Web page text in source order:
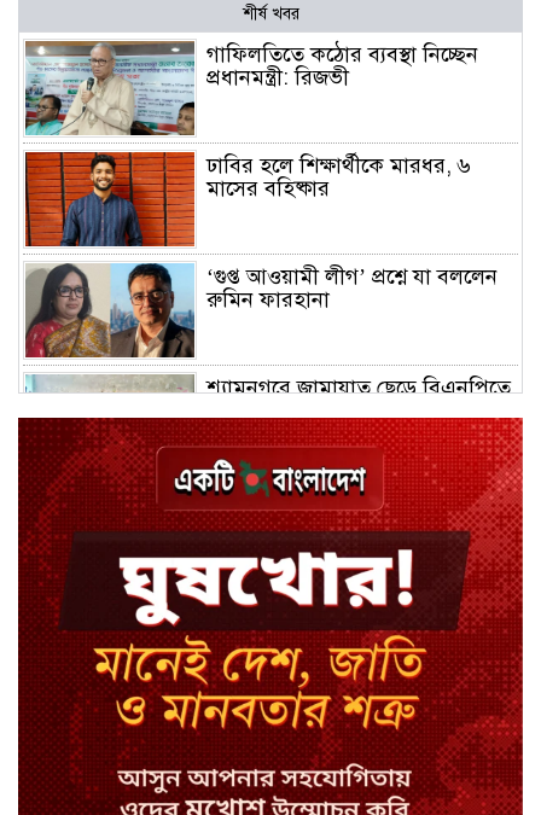
শীর্ষ খবর
গাফিলতিতে কঠোর ব্যবস্থা নিচ্ছেন
প্রধানমন্ত্রী: রিজভী
ঢাবির হলে শিক্ষার্থীকে মারধর, ৬
মাসের বহিষ্কার
‘গুপ্ত আওয়ামী লীগ’ প্রশ্নে যা বললেন
রুমিন ফারহানা
শ্যামনগরে জামায়াত ছেড়ে বিএনপিতে
ঢাকায় হালকা বৃষ্টির সম্ভাবনা, বাড়তে
পারে তাপমাত্রা
মন্ত্রী-এমপিদের উপস্থিতিতে ইউএনওর
আইফোন চুরি
সিরাজগঞ্জে বাস ট্রাক দুর্ঘটনা, চালকসহ
নিহত ২